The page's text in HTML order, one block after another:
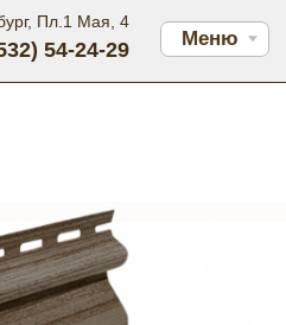
Меню
4
29